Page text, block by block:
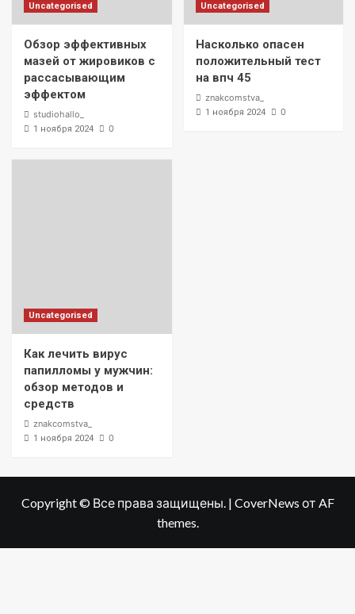
Uncategorised
Обзор эффективных
мазей от жировиков с
рассасывающим
эффектом
studiohallo_
1 ноября 2024 0
Uncategorised
Насколько опасен
положительный тест
на впч 45
znakcomstva_
1 ноября 2024 0
Uncategorised
Как лечить вирус
папилломы у мужчин:
обзор методов и
средств
znakcomstva_
1 ноября 2024 0
Copyright © Все права защищены. | CoverNews от AF
themes.